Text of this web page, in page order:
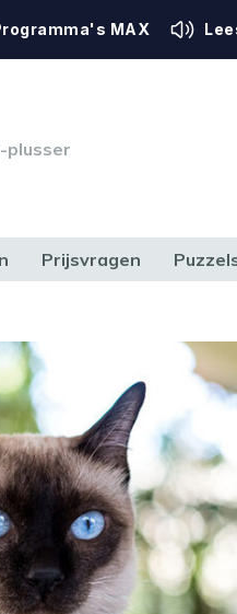
MAX
plusser
Prijsvragen